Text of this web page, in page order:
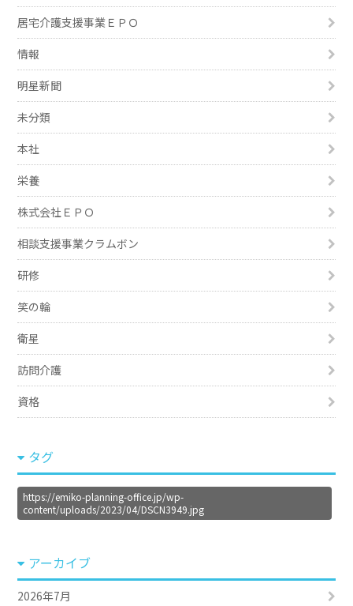
居宅介護支援事業ＥＰＯ
情報
明星新聞
未分類
本社
栄養
株式会社ＥＰＯ
相談支援事業クラムボン
研修
笑の輪
衛星
訪問介護
資格
タグ
https://emiko-planning-office.jp/wp-
content/uploads/2023/04/DSCN3949.jpg
アーカイブ
2026年7月